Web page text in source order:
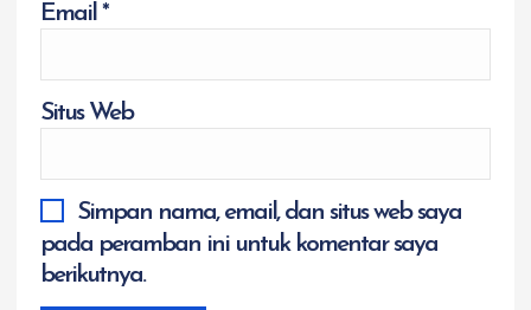
Email *
Situs Web
Simpan nama, email, dan situs web saya
pada peramban ini untuk komentar saya
berikutnya.